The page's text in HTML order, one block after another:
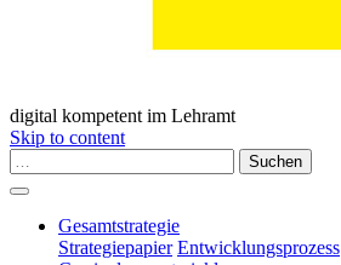
digital kompetent im Lehramt
Skip to content
Suchen
Gesamtstrategie
Strategiepapier Entwicklungsprozess